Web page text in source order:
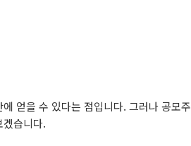
얻을 수 있다는 점입니다. 그러나 공모주
습니다.